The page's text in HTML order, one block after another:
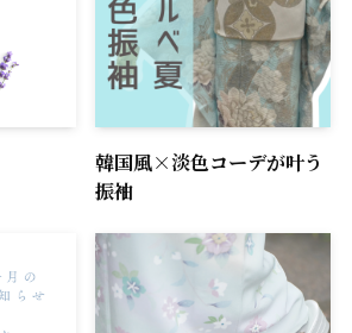
韓国風×淡色コーデが叶う
振袖